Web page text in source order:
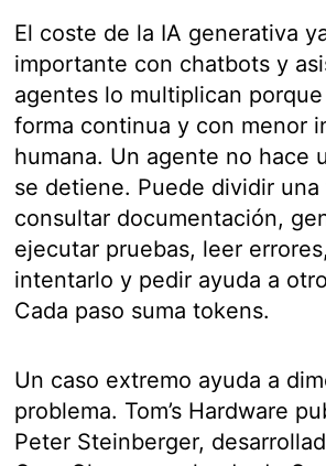
El coste de la IA generativa
importante con chatbots y
agentes lo multiplican
forma continua y con menor
humana. Un agente no hace
se detiene. Puede dividir una
consultar documentación,
ejecutar pruebas, leer
intentarlo y pedir ayuda a
Cada paso suma tokens.
Un caso extremo ayuda a
problema. Tom’s Hardware
Peter Steinberger,